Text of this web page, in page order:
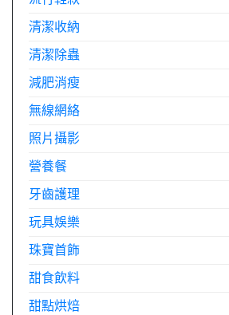
清潔收納
清潔除蟲
減肥消瘦
無線網絡
照片攝影
營養餐
牙齒護理
玩具娛樂
珠寶首飾
甜食飲料
甜點烘焙